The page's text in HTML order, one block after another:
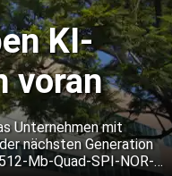
KI-
voran
Unternehmen mit
nächsten Generation
Mb-Quad-SPI-NOR-